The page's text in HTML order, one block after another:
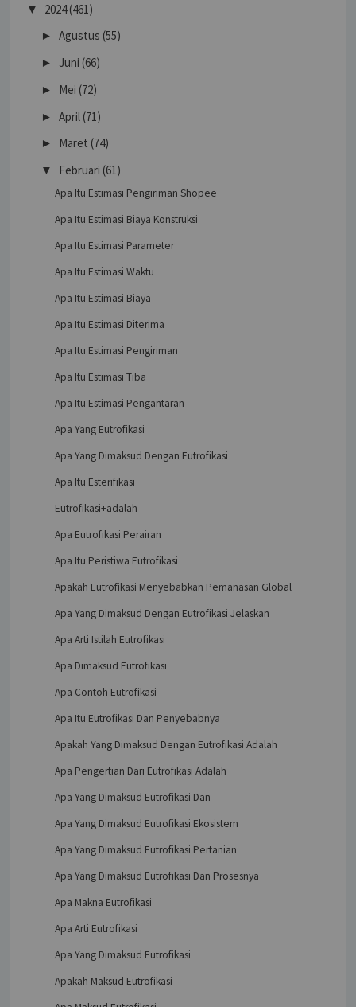
▼ 2024(461)
►Agustus (55)
► Juni (66)
► Mei (72)
►April (71)
► Maret (74)
▼ Februari (61)
Apa Itu Estimasi Pengiriman Shopee
Apa Itu Estimasi Biaya Konstruksi
Apa Itu Estimasi Parameter
Apa Itu Estimasi Waktu
Apa Itu Estimasi Biaya
Apa Itu Estimasi Diterima
Apa Itu Estimasi Pengiriman
Apa Itu Estimasi Tiba
Apa Itu Estimasi Pengantaran
Apa Yang Eutrofikasi
Apa Yang Dimaksud Dengan Eutrofikasi
Apa Itu Esterifikasi
Eutrofikasi+adalah
Apa Eutrofikasi Perairan
Apa Itu Peristiwa Eutrofikasi
Apakah Eutrofikasi Menyebabkan Pemanasan Global
Apa Yang Dimaksud Dengan Eutrofikasi Jelaskan
Apa Arti Istilah Eutrofikasi
Apa Dimaksud Eutrofikasi
Apa Contoh Eutrofikasi
Apa Itu Eutrofikasi Dan Penyebabnya
Apakah Yang Dimaksud Dengan Eutrofikasi Adalah
Apa Pengertian Dari Eutrofikasi Adalah
Apa Yang Dimaksud Eutrofikasi Dan
Apa Yang Dimaksud Eutrofikasi Ekosistem
Apa Yang Dimaksud Eutrofikasi Pertanian
Apa Yang Dimaksud Eutrofikasi Dan Prosesnya
Apa Makna Eutrofikasi
Apa Arti Eutrofikasi
Apa Yang Dimaksud Eutrofikasi
Apakah Maksud Eutrofikasi